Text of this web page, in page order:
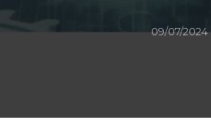
09/07/2024